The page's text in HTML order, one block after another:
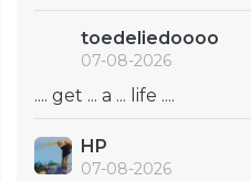
toedeliedoooo
07-08-2026
.... get ... a ... life ....
HP
07-08-2026